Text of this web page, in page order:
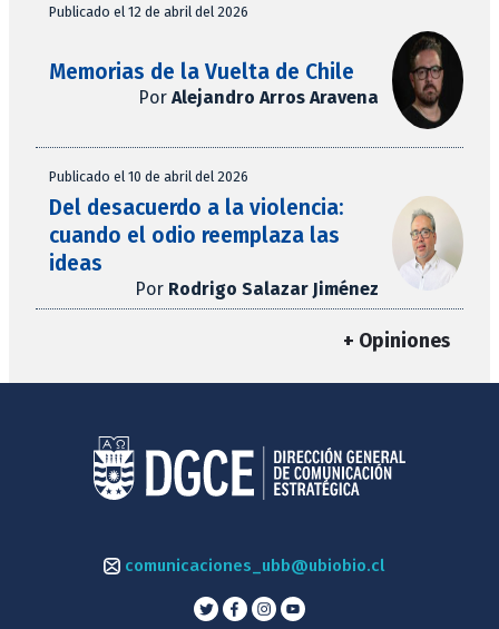
Publicado el 12 de abril del 2026
Memorias de la Vuelta de Chile
Por Alejandro Arros Aravena
Publicado el 10 de abril del 2026
Del desacuerdo a la violencia:
cuando el odio reemplaza las
ideas
Por Rodrigo Salazar Jiménez
+ Opiniones
comunicaciones_ubb@ubiobio.cl